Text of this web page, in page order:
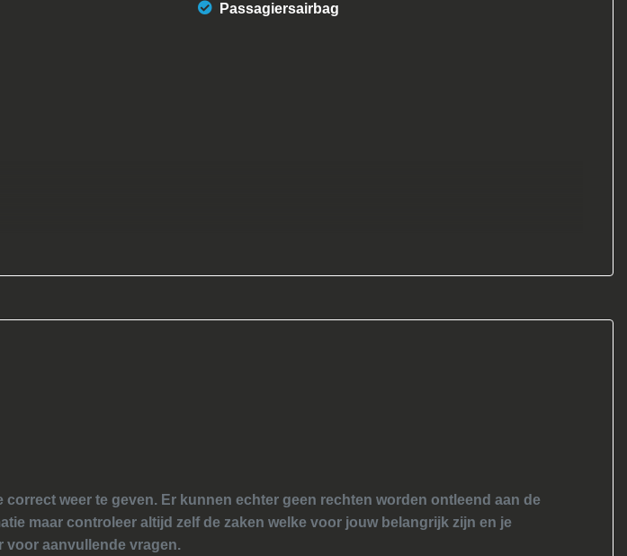
Passagiersairbag
weer te geven. Er kunnen echter geen rechten worden ontleend aan de
maar controleer altijd zelf de zaken welke voor jouw belangrijk zijn en je
voor aanvullende vragen.